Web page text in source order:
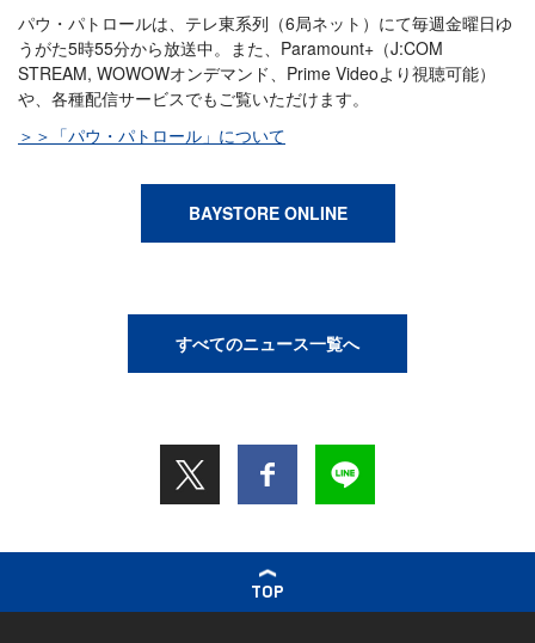
パウ・パトロールは、テレ東系列（6局ネット）にて毎週金曜日ゆ
うがた5時55分から放送中。また、Paramount+（J:COM
STREAM, WOWOWオンデマンド、Prime Videoより視聴可能）
や、各種配信サービスでもご覧いただけます。
＞＞「パウ・パトロール」について
BAYSTORE ONLINE
すべてのニュース一覧へ
TOP